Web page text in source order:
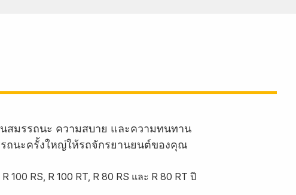
สมรรถนะ ความสบาย และความทนทาน
ถนะครั้งใหญ่ให้รถจักรยานยนต์ของคุณ
RS, R 100 RT, R 80 RS และ R 80 RT ปี